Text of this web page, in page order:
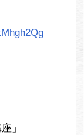
」